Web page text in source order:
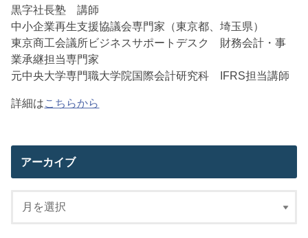
黒字社長塾 講師
中小企業再生支援協議会専門家（東京都、埼玉県）
東京商工会議所ビジネスサポートデスク 財務会計・事
業承継担当専門家
元中央大学専門職大学院国際会計研究科 IFRS担当講師
詳細はこちらから
アーカイブ